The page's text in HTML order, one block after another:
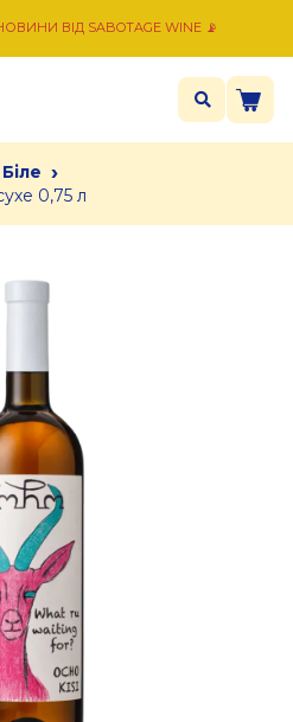
ВІД SABOTAGE WINE 📡
Біле ›
0,75 л